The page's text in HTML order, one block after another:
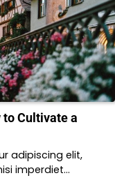
to Cultivate a
adipiscing elit,
imperdiet…